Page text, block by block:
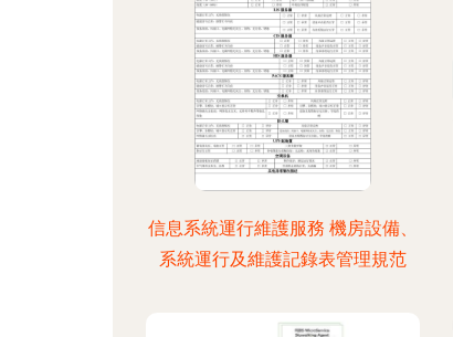
信息系統運行維護服務 機房設備、
系統運行及維護記錄表管理規范